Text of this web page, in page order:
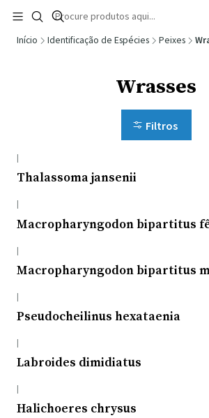
🚚 Portugal Continental: Portes Grátis desde
Ler mais
Início Identificação de Espécies Peixes
Wrasses
Filtros
|
Thalassoma jansenii
|
Macropharyngodon bipartitus
|
Macropharyngodon bipartitus
|
Pseudocheilinus hexataenia
|
Labroides dimidiatus
|
Halichoeres chrysus